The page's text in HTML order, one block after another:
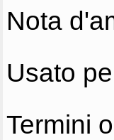
Nota
Usato
Termini